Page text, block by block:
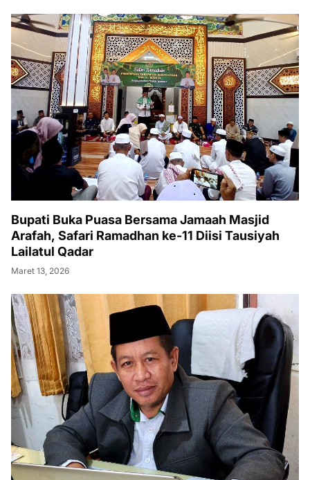
Bupati Buka Puasa Bersama Jamaah Masjid
Arafah, Safari Ramadhan ke-11 Diisi Tausiyah
Lailatul Qadar
Maret 13, 2026